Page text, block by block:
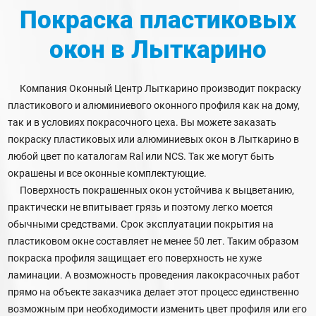
Покраска пластиковых
окон в Лыткарино
Компания Оконный Центр Лыткарино производит покраску
пластикового и алюминиевого оконного профиля как на дому,
так и в условиях покрасочного цеха. Вы можете заказать
покраску пластиковых или алюминиевых окон в Лыткарино в
любой цвет по каталогам Ral или NCS. Так же могут быть
окрашены и все оконные комплектующие.
Поверхность покрашенных окон устойчива к выцветанию,
практически не впитывает грязь и поэтому легко моется
обычными средствами. Срок эксплуатации покрытия на
пластиковом окне составляет не менее 50 лет. Таким образом
покраска профиля защищает его поверхность не хуже
ламинации. А возможность проведения лакокрасочных работ
прямо на объекте заказчика делает этот процесс единственно
возможным при необходимости изменить цвет профиля или его